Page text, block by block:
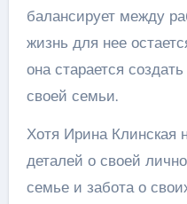
балансирует между
жизнь для нее
она старается
своей семьи.
Хотя Ирина Клинская
деталей о своей
семье и забота о